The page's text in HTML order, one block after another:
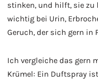
stinken, und hilft, sie zu
wichtig bei Urin,
Geruch, der sich gern in
Ich vergleiche das gern
Krümel: Ein Duftspray